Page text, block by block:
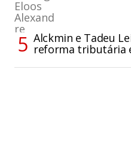
Alckmin e Tadeu
reforma tributária